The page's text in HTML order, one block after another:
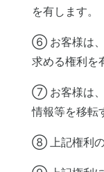
を有します。
⑥ お客様は、
求める権利を
⑦ お客様は、
情報等を移転
⑧ 上記権利の